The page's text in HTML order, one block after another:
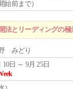
始前まで）
とリーディングの極
みどり
10日 ～ 9月 25日